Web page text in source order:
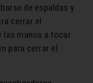
de espaldas y
cerrar el
las manos a tocar
para cerrar el